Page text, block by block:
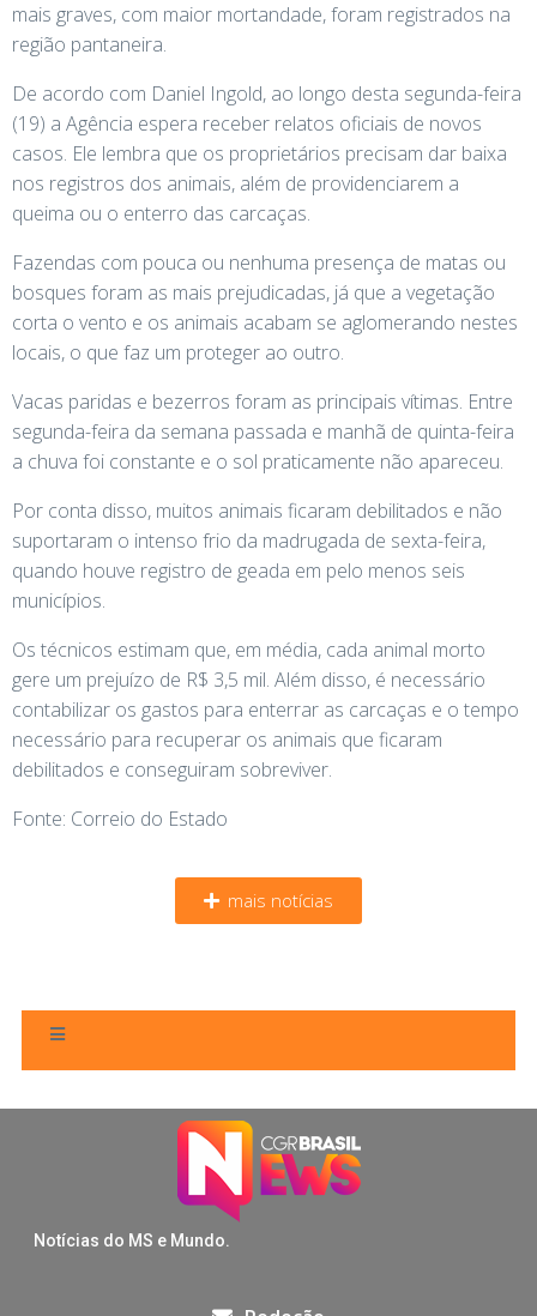
mais graves, com maior mortandade, foram registrados na
região pantaneira.
De acordo com Daniel Ingold, ao longo desta segunda-feira
(19) a Agência espera receber relatos oficiais de novos
casos. Ele lembra que os proprietários precisam dar baixa
nos registros dos animais, além de providenciarem a
queima ou o enterro das carcaças.
Fazendas com pouca ou nenhuma presença de matas ou
bosques foram as mais prejudicadas, já que a vegetação
corta o vento e os animais acabam se aglomerando nestes
locais, o que faz um proteger ao outro.
Vacas paridas e bezerros foram as principais vítimas. Entre
segunda-feira da semana passada e manhã de quinta-feira
a chuva foi constante e o sol praticamente não apareceu.
Por conta disso, muitos animais ficaram debilitados e não
suportaram o intenso frio da madrugada de sexta-feira,
quando houve registro de geada em pelo menos seis
municípios.
Os técnicos estimam que, em média, cada animal morto
gere um prejuízo de R$ 3,5 mil. Além disso, é necessário
contabilizar os gastos para enterrar as carcaças e o tempo
necessário para recuperar os animais que ficaram
debilitados e conseguiram sobreviver.
Fonte: Correio do Estado
mais notícias
Notícias do MS e Mundo.